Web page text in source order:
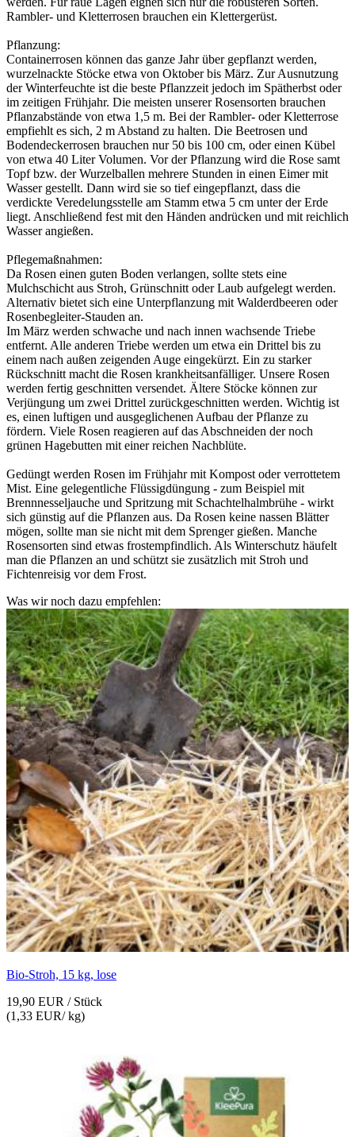
Rambler- und Kletterrosen brauchen ein Klettergerüst.
Pflanzung:
Containerrosen können das ganze Jahr über gepflanzt werden,
wurzelnackte Stöcke etwa von Oktober bis März. Zur Ausnutzung
der Winterfeuchte ist die beste Pflanzzeit jedoch im Spätherbst oder
im zeitigen Frühjahr. Die meisten unserer Rosensorten brauchen
Pflanzabstände von etwa 1,5 m. Bei der Rambler- oder Kletterrose
empfiehlt es sich, 2 m Abstand zu halten. Die Beetrosen und
Bodendeckerrosen brauchen nur 50 bis 100 cm, oder einen Kübel
von etwa 40 Liter Volumen. Vor der Pflanzung wird die Rose samt
Topf bzw. der Wurzelballen mehrere Stunden in einen Eimer mit
Wasser gestellt. Dann wird sie so tief eingepflanzt, dass die
verdickte Veredelungsstelle am Stamm etwa 5 cm unter der Erde
liegt. Anschließend fest mit den Händen andrücken und mit reichlich
Wasser angießen.
Pflegemaßnahmen:
Da Rosen einen guten Boden verlangen, sollte stets eine
Mulchschicht aus Stroh, Grünschnitt oder Laub aufgelegt werden.
Alternativ bietet sich eine Unterpflanzung mit Walderdbeeren oder
Rosenbegleiter-Stauden an.
Im März werden schwache und nach innen wachsende Triebe
entfernt. Alle anderen Triebe werden um etwa ein Drittel bis zu
einem nach außen zeigenden Auge eingekürzt. Ein zu starker
Rückschnitt macht die Rosen krankheitsanfälliger. Unsere Rosen
werden fertig geschnitten versendet. Ältere Stöcke können zur
Verjüngung um zwei Drittel zurückgeschnitten werden. Wichtig ist
es, einen luftigen und ausgeglichenen Aufbau der Pflanze zu
fördern. Viele Rosen reagieren auf das Abschneiden der noch
grünen Hagebutten mit einer reichen Nachblüte.
Gedüngt werden Rosen im Frühjahr mit Kompost oder verrottetem
Mist. Eine gelegentliche Flüssigdüngung - zum Beispiel mit
Brennnesseljauche und Spritzung mit Schachtelhalmbrühe - wirkt
sich günstig auf die Pflanzen aus. Da Rosen keine nassen Blätter
mögen, sollte man sie nicht mit dem Sprenger gießen. Manche
Rosensorten sind etwas frostempfindlich. Als Winterschutz häufelt
man die Pflanzen an und schützt sie zusätzlich mit Stroh und
Fichtenreisig vor dem Frost.
Was wir noch dazu empfehlen:
Bio-Stroh, 15 kg, lose
19,90 EUR / Stück
(1,33 EUR/ kg)